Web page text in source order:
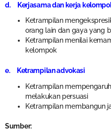
d. Kerjasama dan kerja
Ketrampilan
orang lain dan gaya yang
Ketrampilan menilai
kelompok
e. Ketrampilan advokasi
Ketrampilan
melakukan persuasi
Ketrampilan membangun
Sumber: